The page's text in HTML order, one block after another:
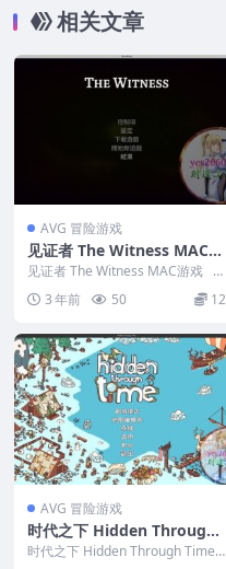
相关文章
AVG 冒险游戏
见证者 The Witness MAC游
戏
见证者 The Witness MAC游戏 英
3 年前 50 12
AVG 冒险游戏
时代之下 Hidden Through
Time 苹果 MAC电脑游戏 原
时代之下 Hidden Through Time